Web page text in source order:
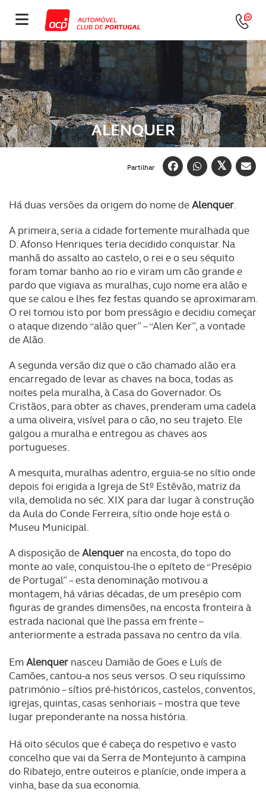
ALENQUER
Partilhar
Há duas versões da origem do nome deAlenquer.
A primeira, seria a cidade fortemente muralhada que
D. Afonso Henriques teria decidido conquistar. Na
manhã do assalto ao castelo, o rei e o seu séquito
foram tomar banho ao rio e viram um cão grande e
pardo que vigiava as muralhas, cujo nome era alão e
que se calou e lhes fez festas quando se aproximaram.
O rei tomou isto por bom presságio e decidiu começar
o ataque dizendo “alão quer” – “Alen Ker”, a vontade
de Alão.
A segunda versão diz que o cão chamado alão era
encarregado de levar as chaves na boca, todas as
noites pela muralha, à Casa do Governador. Os
Cristãos, para obter as chaves, prenderam uma cadela
a uma oliveira, visível para o cão, no seu trajeto. Ele
galgou a muralha e entregou as chaves aos
portugueses.
A mesquita, muralhas adentro, erguia-se no sítio onde
depois foi erigida a Igreja de Stº Estêvão, matriz da
vila, demolida no séc. XIX para dar lugar à construção
da Aula do Conde Ferreira, sítio onde hoje está o
Museu Municipal.
A disposição deAlenquer na encosta, do topo do
monte ao vale, conquistou-lhe o epíteto de “Presépio
de Portugal” – esta denominação motivou a
montagem, há várias décadas, de um presépio com
figuras de grandes dimensões, na encosta fronteira à
estrada nacional que lhe passa em frente –
anteriormente a estrada passava no centro da vila.
EmAlenquer nasceu Damião de Goes e Luís de
Camões, cantou-a nos seus versos. O seu riquíssimo
património – sítios pré-históricos, castelos, conventos,
igrejas, quintas, casas senhoriais – mostra que teve
lugar preponderante na nossa história.
Há oito séculos que é cabeça do respetivo e vasto
concelho que vai da Serra de Montejunto à campina
do Ribatejo, entre outeiros e planície, onde impera a
vinha, base da sua economia.